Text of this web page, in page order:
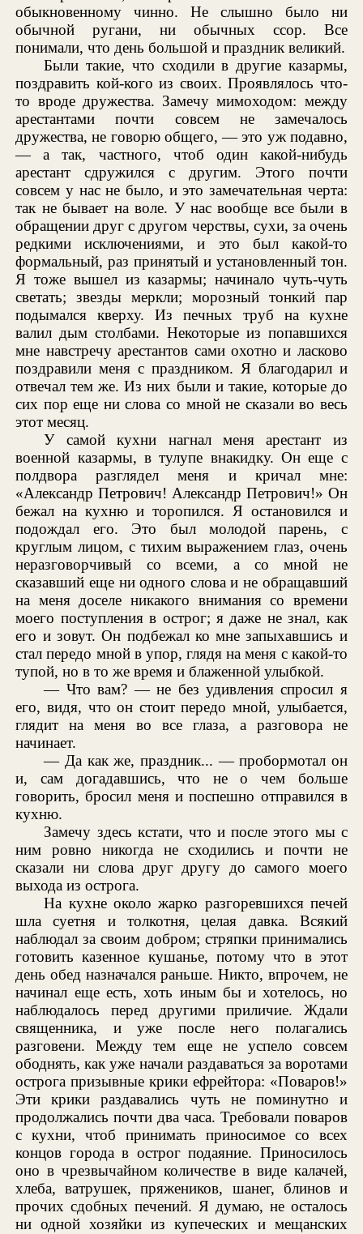
обыкновенному чинно. Не слышно было ни
обычной ругани, ни обычных ссор. Все
понимали, что день большой и праздник великий.
Были такие, что сходили в другие казармы,
поздравить кой-кого из своих. Проявлялось что-
то вроде дружества. Замечу мимоходом: между
арестантами почти совсем не замечалось
дружества, не говорю общего, — это уж подавно,
— а так, частного, чтоб один какой-нибудь
арестант сдружился с другим. Этого почти
совсем у нас не было, и это замечательная черта:
так не бывает на воле. У нас вообще все были в
обращении друг с другом черствы, сухи, за очень
редкими исключениями, и это был какой-то
формальный, раз принятый и установленный тон.
Я тоже вышел из казармы; начинало чуть-чуть
светать; звезды меркли; морозный тонкий пар
подымался кверху. Из печных труб на кухне
валил дым столбами. Некоторые из попавшихся
мне навстречу арестантов сами охотно и ласково
поздравили меня с праздником. Я благодарил и
отвечал тем же. Из них были и такие, которые до
сих пор еще ни слова со мной не сказали во весь
этот месяц.
У самой кухни нагнал меня арестант из
военной казармы, в тулупе внакидку. Он еще с
полдвора разглядел меня и кричал мне:
«Александр Петрович! Александр Петрович!» Он
бежал на кухню и торопился. Я остановился и
подождал его. Это был молодой парень, с
круглым лицом, с тихим выражением глаз, очень
неразговорчивый со всеми, а со мной не
сказавший еще ни одного слова и не обращавший
на меня доселе никакого внимания со времени
моего поступления в острог; я даже не знал, как
его и зовут. Он подбежал ко мне запыхавшись и
стал передо мной в упор, глядя на меня с какой-то
тупой, но в то же время и блаженной улыбкой.
— Что вам? — не без удивления спросил я
его, видя, что он стоит передо мной, улыбается,
глядит на меня во все глаза, а разговора не
начинает.
— Да как же, праздник... — пробормотал он
и, сам догадавшись, что не о чем больше
говорить, бросил меня и поспешно отправился в
кухню.
Замечу здесь кстати, что и после этого мы с
ним ровно никогда не сходились и почти не
сказали ни слова друг другу до самого моего
выхода из острога.
На кухне около жарко разгоревшихся печей
шла суетня и толкотня, целая давка. Всякий
наблюдал за своим добром; стряпки принимались
готовить казенное кушанье, потому что в этот
день обед назначался раньше. Никто, впрочем, не
начинал еще есть, хоть иным бы и хотелось, но
наблюдалось перед другими приличие. Ждали
священника, и уже после него полагались
разговени. Между тем еще не успело совсем
ободнять, как уже начали раздаваться за воротами
острога призывные крики ефрейтора: «Поваров!»
Эти крики раздавались чуть не поминутно и
продолжались почти два часа. Требовали поваров
с кухни, чтоб принимать приносимое со всех
концов города в острог подаяние. Приносилось
оно в чрезвычайном количестве в виде калачей,
хлеба, ватрушек, пряжеников, шанег, блинов и
прочих сдобных печений. Я думаю, не осталось
ни одной хозяйки из купеческих и мещанских